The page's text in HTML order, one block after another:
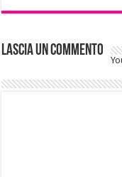
Lascia un commento